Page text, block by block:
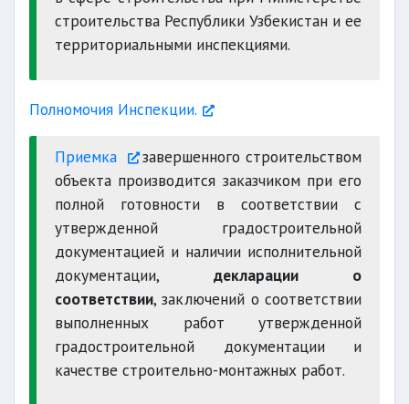
строительства Республики Узбекистан и ее
территориальными инспекциями.
Полномочия Инспекции.
Приемка
завершенного строительством
объекта производится заказчиком при его
полной готовности в соответствии с
утвержденной градостроительной
документацией и наличии исполнительной
документации, декларации о
соответствии, заключений о соответствии
выполненных работ утвержденной
градостроительной документации и
качестве строительно-монтажных работ.